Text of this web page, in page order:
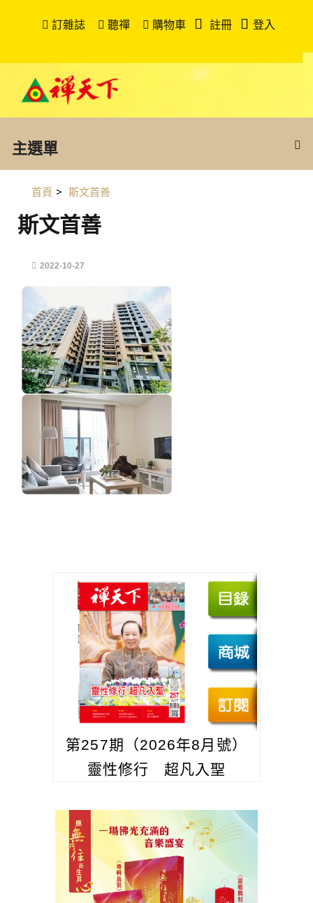
訂雜誌 聽禪 購物車 註冊 登入
主選單
首頁 > 斯文首善
斯文首善
2022-10-27
第257期（2026年8月號）
靈性修行 超凡入聖